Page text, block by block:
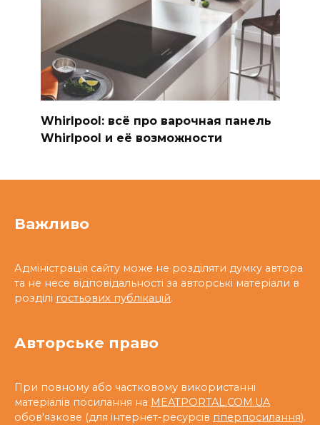
Whirlpool: всё про варочная панель
Whirlpool и её возможности
Важливо
Адміністрація сайту може не розділяти думку автора
та не несе відповідальності за авторські матеріали в
розділі гостьових публікацій.
Авторське право
При повному або частковому використанні
матеріалів посилання на MEATPORTAL.COM.UA
обов'язкове (для інтернет-ресурсів гіперпосилання).